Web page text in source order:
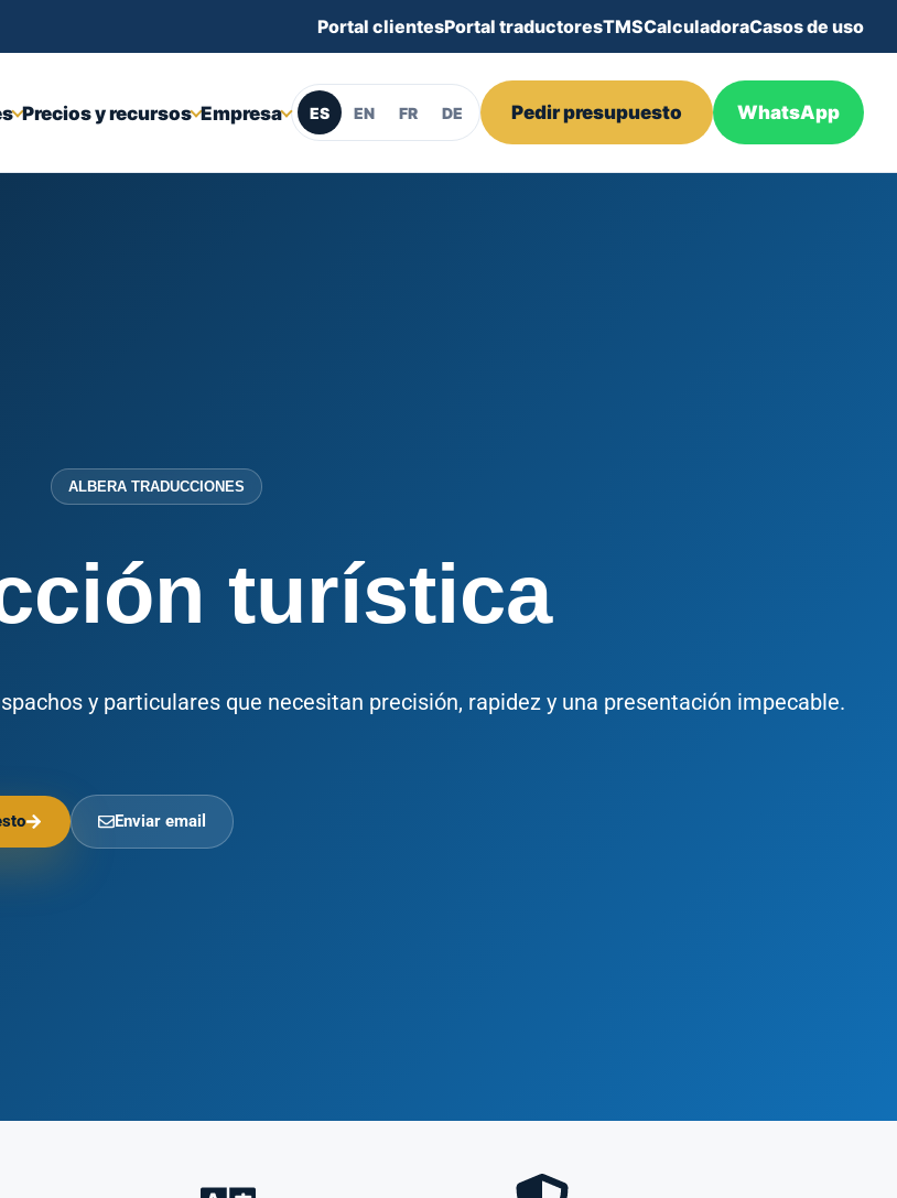
Portal clientesPortal traductoresTMSCalculadoraCasos de uso
Precios y recursos Empresa ES EN FR DE Pedir presupuesto WhatsApp
ALBERA TRADUCCIONES
turística
y particulares que necesitan precisión, rapidez y una presentación impecable.
Enviar email